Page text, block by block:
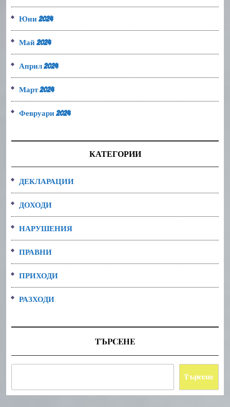
Юни 2024
Май 2024
Април 2024
Март 2024
Февруари 2024
КАТЕГОРИИ
ДЕКЛАРАЦИИ
ДОХОДИ
НАРУШЕНИЯ
ПРАВНИ
ПРИХОДИ
РАЗХОДИ
ТЪРСЕНЕ
Търсене